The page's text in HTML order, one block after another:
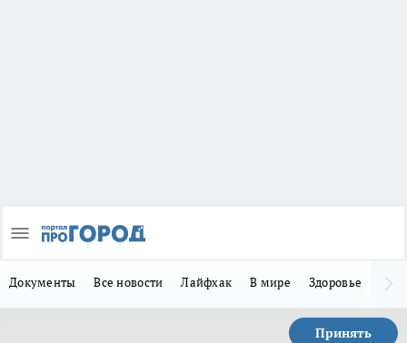
Документы Все новости Лайфхак В мире Здоровье
Принять